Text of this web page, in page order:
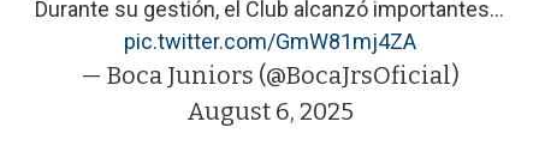
Durante su gestión, el Club alcanzó importantes…
pic.twitter.com/GmW81mj4ZA
— Boca Juniors (@BocaJrsOficial)
August 6, 2025